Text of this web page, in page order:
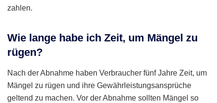
zahlen.
Wie lange habe ich Zeit, um Mängel zu
rügen?
Nach der Abnahme haben Verbraucher fünf Jahre Zeit, um
Mängel zu rügen und ihre Gewährleistungsansprüche
geltend zu machen. Vor der Abnahme sollten Mängel so